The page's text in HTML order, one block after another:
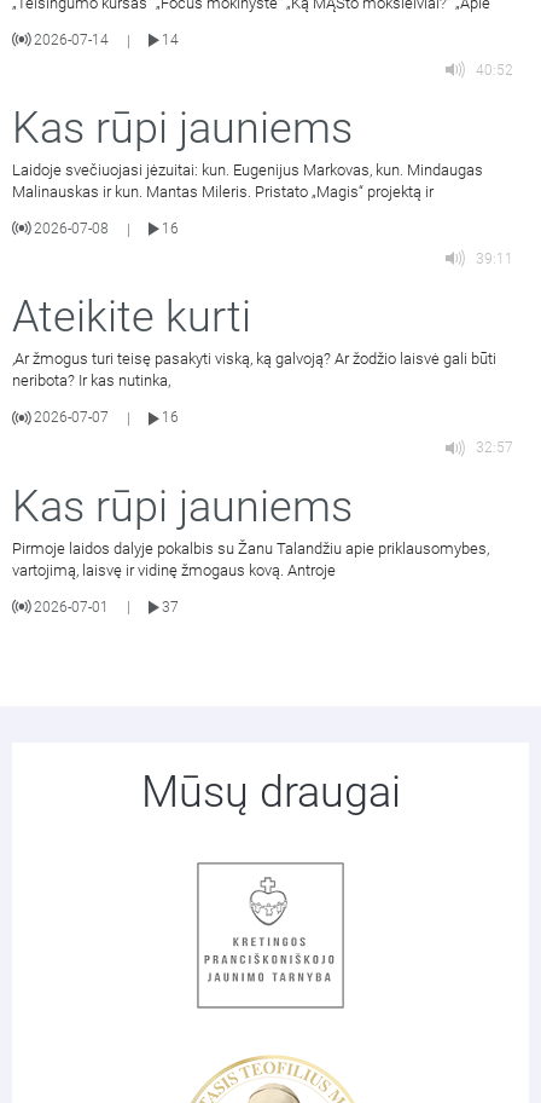
2026-07-14 |
14
40:52
Kas rūpi jauniems
Laidoje svečiuojasi jėzuitai: kun. Eugenijus Markovas, kun. Mindaugas
Malinauskas ir kun. Mantas Mileris. Pristato „Magis“ projektą ir
2026-07-08 |
16
39:11
Ateikite kurti
,Ar žmogus turi teisę pasakyti viską, ką galvoją? Ar žodžio laisvė gali būti
neribota? Ir kas nutinka,
2026-07-07
16
32:57
Kas rūpi jauniems
Pirmoje laidos dalyje pokalbis su Žanu Talandžiu apie priklausomybes,
vartojimą, laisvę ir vidinę žmogaus kovą. Antroje
2026-07-01 37
Mūsų draugai